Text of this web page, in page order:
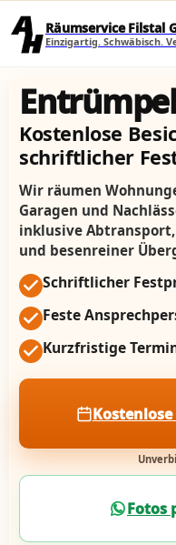
Räumservice Filstal
Einzigartig. Schwäbisch.
Kostenlose
schriftlicher
Wir räumen
Garagen und
inklusive
und besenreiner
Schriftlicher
Feste
Kurzfristige
Fotos